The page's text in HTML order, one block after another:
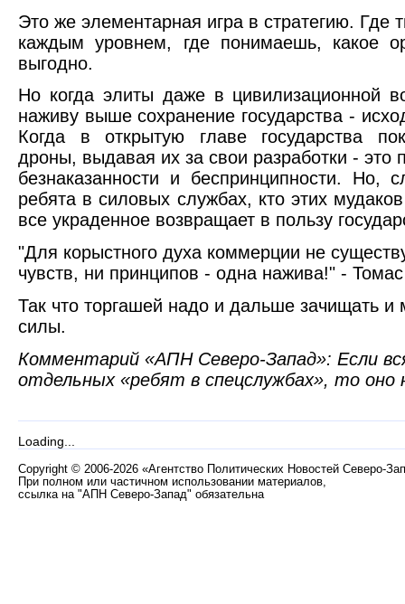
Это же элементарная игра в стратегию. Где
каждым уровнем, где понимаешь, какое
выгодно.
Но когда элиты даже в цивилизационной
наживу выше сохранение государства -
Когда в открытую главе государства
дроны, выдавая их за свои разработки - это
безнаказанности и беспринципности. Но,
ребята в силовых службах, кто этих
все украденное возвращает в пользу
"Для корыстного духа коммерции не
чувств, ни принципов - одна нажива!" -
Так что торгашей надо и дальше зачищать и
силы.
Комментарий «АПН Северо-Запад»: Если
отдельных «ребят в спецслужбах», то оно
Loading...
Copyright © 2006-2026 «Агентство Политических Новостей Северо-
При полном или частичном использовании материалов,
ссылка на "АПН Северо-Запад" обязательна